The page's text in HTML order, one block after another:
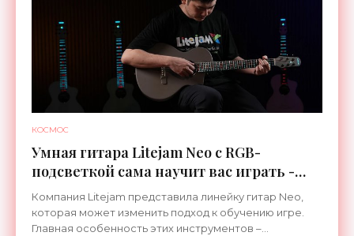
КОСМОС
Умная гитара Litejam Neo с RGB-
подсветкой сама научит вас играть -
«Гаджеты»
Компания Litejam представила линейку гитар Neo,
которая может изменить подход к обучению игре.
Главная особенность этих инструментов –